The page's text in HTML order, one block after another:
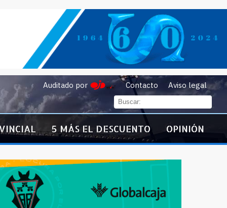
Auditado por Contacto Aviso legal
5 MÁS EL DESCUENTO OPINIÓN